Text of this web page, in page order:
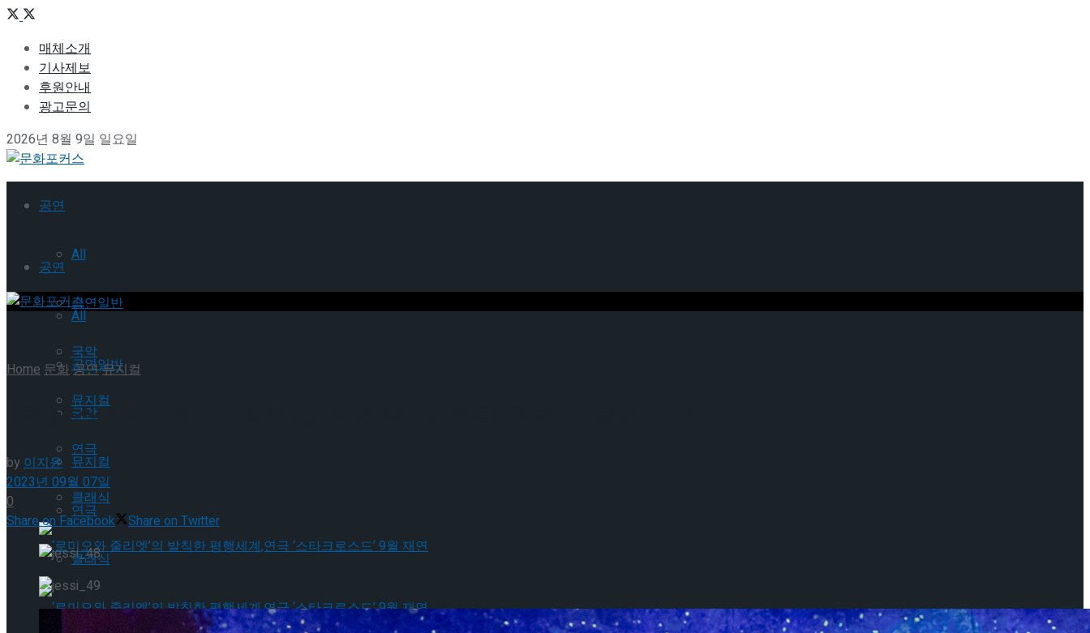
매체소개
기사제보
후원안내
광고문의
2026년 8월 9일 일요일
공연
All
공연일반
국악
뮤지컬
연극
클래식
‘로미오와 줄리엣’의 발칙한 평행세계,연극 ‘스타크로스드’ 9월 재연
공연
All
공연일반
국악
뮤지컬
연극
클래식
Home문화공연뮤지컬
[현장스케치] 정민-정우연-임강희, 서로를 향한 애틋한 마음
by이지윤
2023년 09월 07일
0
Share on Facebook
Share on Twitter